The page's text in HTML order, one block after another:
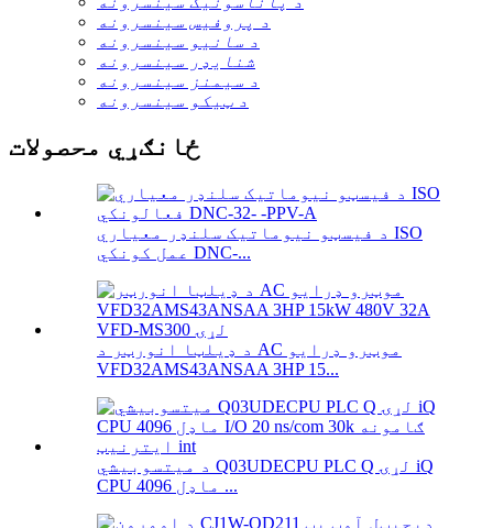
د پروفیس سینسرونه
د سانیو سینسرونه
شنایډر سینسرونه
د سیمنز سینسرونه
د ټیکو سینسرونه
ځانګړي محصولات
د فیسټو نیوماتیک سلنډر معیاري ISO
عمل کونکي DNC-...
د ډیلټا انورټر د AC موټرو ډرایو
VFD32AMS43ANSAA 3HP 15...
د میتسوبیشي Q03UDECPU PLC Q لړۍ iQ
CPU ماډل 4096 ...